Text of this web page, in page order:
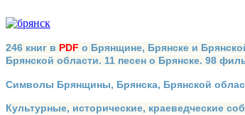
246 книг в PDF о Брянщине, Брянске и
Брянской области. 11 песен о Брянске. 98
Символы Брянщины, Брянска, Брянской
Культурные, исторические, краеведческие